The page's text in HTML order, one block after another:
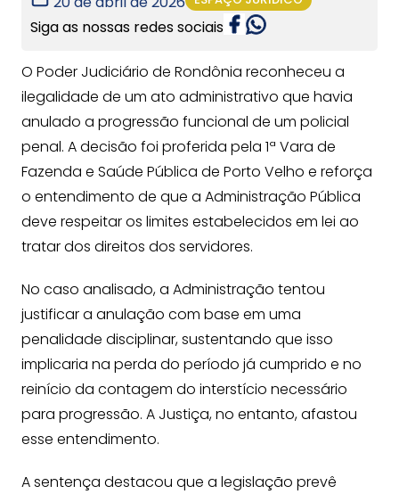
Siga as nossas redes sociais
O Poder Judiciário de Rondônia reconheceu a
ilegalidade de um ato administrativo que havia
anulado a progressão funcional de um policial
penal. A decisão foi proferida pela 1ª Vara de
Fazenda e Saúde Pública de Porto Velho e reforça
o entendimento de que a Administração Pública
deve respeitar os limites estabelecidos em lei ao
tratar dos direitos dos servidores.
No caso analisado, a Administração tentou
justificar a anulação com base em uma
penalidade disciplinar, sustentando que isso
implicaria na perda do período já cumprido e no
reinício da contagem do interstício necessário
para progressão. A Justiça, no entanto, afastou
esse entendimento.
A sentença destacou que a legislação prevê